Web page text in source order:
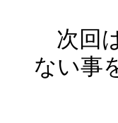
次回
ない事